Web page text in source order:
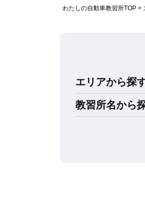
わたしの自動車教習所TOP >
エリアから探
教習所名から